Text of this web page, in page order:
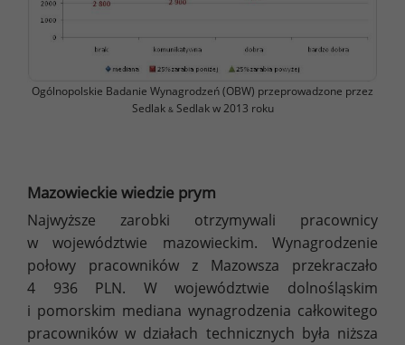
Ogólnopolskie Badanie Wynagrodzeń (OBW) przeprowadzone przez
Sedlak &Sedlak w 2013 roku
Mazowieckie wiedzie prym
Najwyższe zarobki otrzymywali pracownicy
w województwie mazowieckim. Wynagrodzenie
połowy pracowników z Mazowsza przekraczało
4 936 PLN. W województwie dolnośląskim
i pomorskim mediana wynagrodzenia całkowitego
pracowników w działach technicznych była niższa